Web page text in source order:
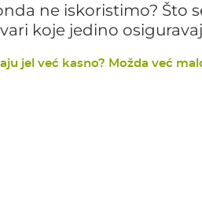
ne iskoristimo? Što
koje jedino
jel već kasno? Možda već